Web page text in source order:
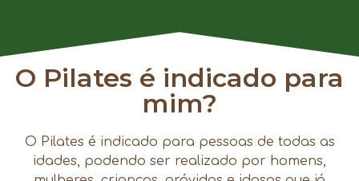
O Pilates é indicado para
mim?
O Pilates é indicado para pessoas de todas as
idades, podendo ser realizado por homens,